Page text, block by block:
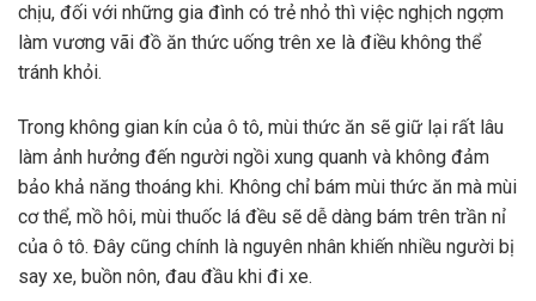
chịu, đối với những gia đình có trẻ nhỏ thì việc nghịch ngợm
làm vương vãi đồ ăn thức uống trên xe là điều không thể
tránh khỏi.
Trong không gian kín của ô tô, mùi thức ăn sẽ giữ lại rất lâu
làm ảnh hưởng đến người ngồi xung quanh và không đảm
bảo khả năng thoáng khi. Không chỉ bám mùi thức ăn mà mùi
cơ thể, mồ hôi, mùi thuốc lá đều sẽ dễ dàng bám trên trần nỉ
của ô tô. Đây cũng chính là nguyên nhân khiến nhiều người bị
say xe, buồn nôn, đau đầu khi đi xe.